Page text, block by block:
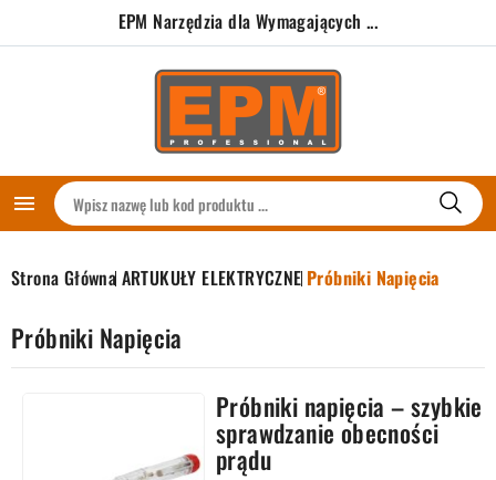
EPM Narzędzia dla Wymagających ...

Strona Główna ARTUKUŁY ELEKTRYCZNE Próbniki Napięcia
Próbniki Napięcia
Próbniki napięcia – szybkie
sprawdzanie obecności
prądu